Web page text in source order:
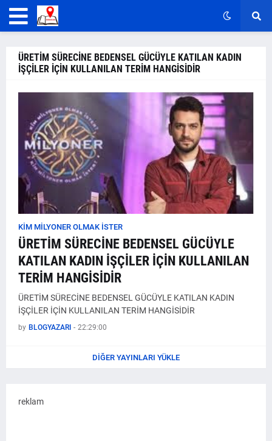
ÜRETİM SÜRECİNE BEDENSEL GÜCÜYLE KATILAN KADIN
İŞÇİLER İÇİN KULLANILAN TERİM HANGİSİDİR
KİM MİLYONER OLMAK İSTER
ÜRETİM SÜRECİNE BEDENSEL GÜCÜYLE
KATILAN KADIN İŞÇİLER İÇİN KULLANILAN
TERİM HANGİSİDİR
ÜRETİM SÜRECİNE BEDENSEL GÜCÜYLE KATILAN KADIN
İŞÇİLER İÇİN KULLANILAN TERİM HANGİSİDİR
by BLOGYAZARI - 22:29:00
DIĞER YAYINLARI YÜKLE
reklam